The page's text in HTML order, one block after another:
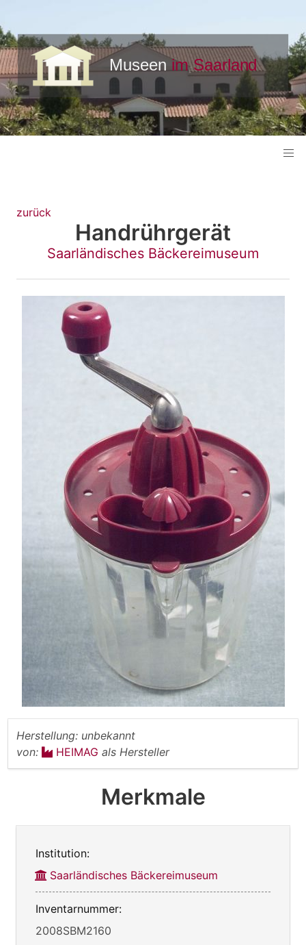
zurück
Handrührgerät
Saarländisches Bäckereimuseum
Herstellung: unbekannt
von:
HEIMAG als Hersteller
Merkmale
Institution:
Saarländisches Bäckereimuseum
Inventarnummer:
2008SBM2160